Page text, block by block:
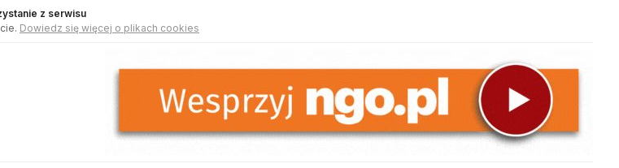
z serwisu
Dowiedz się więcej o plikach cookies